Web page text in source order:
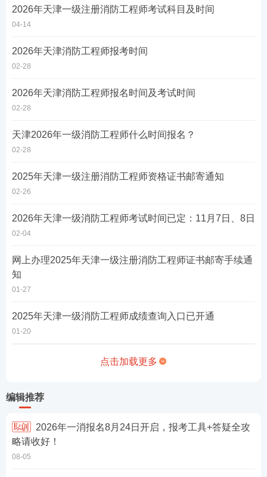
2026年天津一级注册消防工程师考试科目及时间
04-14
2026年天津消防工程师报考时间
02-28
2026年天津消防工程师报名时间及考试时间
02-28
天津2026年一级消防工程师什么时间报名？
02-28
2025年天津一级注册消防工程师资格证书邮寄通知
02-26
2026年天津一级消防工程师考试时间已定：11月7日、8日
02-04
网上办理2025年天津一级注册消防工程师证书邮寄手续通
知
01-27
2025年天津一级消防工程师成绩查询入口已开通
01-20
点击加载更多
编辑推荐
略请收好！
08-05